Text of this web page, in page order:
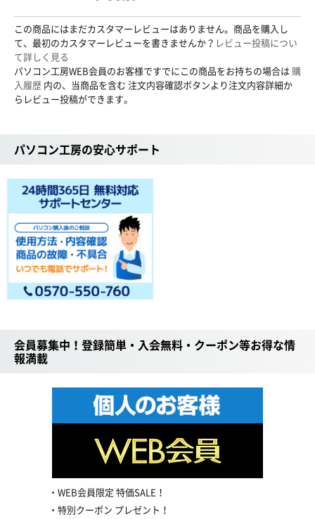
この商品にはまだカスタマーレビューはありません。商品を購入し
て、最初のカスタマーレビューを書きませんか？ レビュー投稿につい
て詳しく見る
パソコン工房WEB会員のお客様ですでにこの商品をお持ちの場合は 購
入履歴 内の、当商品を含む 注文内容確認ボタンより注文内容詳細か
らレビュー投稿ができます。
パソコン工房の安心サポート
会員募集中！登録簡単・入会無料・クーポン等お得な情
報満載
WEB会員限定 特価SALE！
特別クーポン プレゼント！